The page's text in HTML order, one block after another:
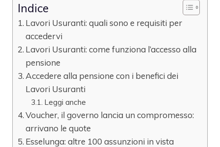
Indice
Lavori Usuranti: quali sono e requisiti per
accedervi
Lavori Usuranti: come funziona l’accesso alla
pensione
Accedere alla pensione con i benefici dei
Lavori Usuranti
Leggi anche
Voucher, il governo lancia un compromesso:
arrivano le quote
Esselunga: altre 100 assunzioni in vista